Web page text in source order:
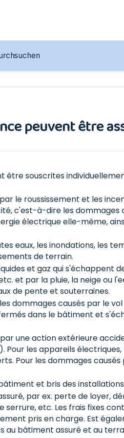
peuvent être
être souscrites
le roussissement et les
c'est-à-dire les dommages
électrique elle-même,
eaux, les inondations, les
de terrain.
et gaz qui s'échappent
et par la pluie, la neige ou
de pente et souterraines.
dommages causés par le
dans le bâtiment et
une action extérieure
Pour les appareils
Pour les dommages
et bris des
par ex. perte de loyer,
etc. Les frais fixes
pris en charge. Est
bâtiment assuré et au